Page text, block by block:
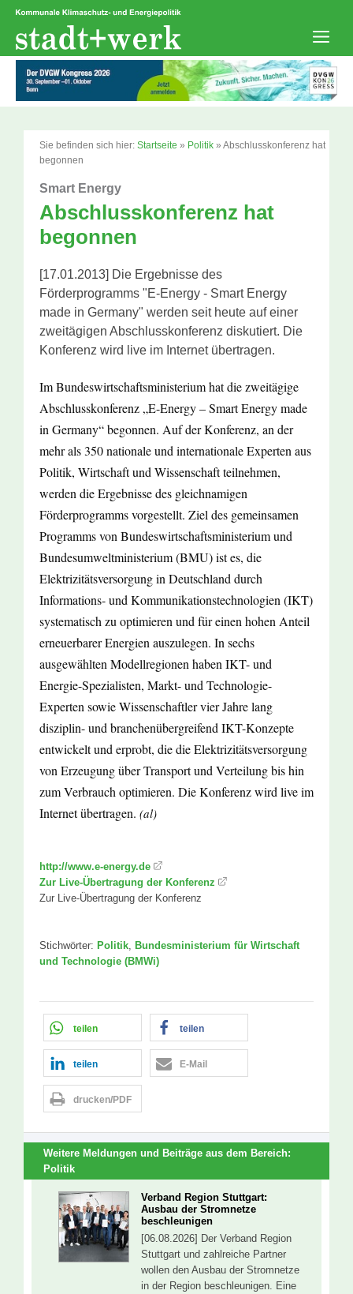
Zum
springen
Sie befinden sich hier: Startseite » Politik » Abschlusskonferenz hat
begonnen
Smart Energy
Abschlusskonferenz hat
begonnen
[17.01.2013] Die Ergebnisse des
Förderprogramms "E-Energy - Smart Energy
made in Germany" werden seit heute auf einer
zweitägigen Abschlusskonferenz diskutiert. Die
Konferenz wird live im Internet übertragen.
Im Bundeswirtschaftsministerium hat die zweitägige
Abschlusskonferenz „E-Energy – Smart Energy made
in Germany“ begonnen. Auf der Konferenz, an der
mehr als 350 nationale und internationale Experten aus
Politik, Wirtschaft und Wissenschaft teilnehmen,
werden die Ergebnisse des gleichnamigen
Förderprogramms vorgestellt. Ziel des gemeinsamen
Programms von Bundeswirtschaftsministerium und
Bundesumweltministerium (BMU) ist es, die
Elektrizitätsversorgung in Deutschland durch
Informations- und Kommunikationstechnologien (IKT)
systematisch zu optimieren und für einen hohen Anteil
erneuerbarer Energien auszulegen. In sechs
ausgewählten Modellregionen haben IKT- und
Energie-Spezialisten, Markt- und Technologie-
Experten sowie Wissenschaftler vier Jahre lang
disziplin- und branchenübergreifend IKT-Konzepte
entwickelt und erprobt, die die Elektrizitätsversorgung
von Erzeugung über Transport und Verteilung bis hin
zum Verbrauch optimieren. Die Konferenz wird live im
Internet übertragen. (al)
http://www.e-energy.de
Zur Live-Übertragung der Konferenz
Zur Live-Übertragung der Konferenz
Stichwörter: Politik, Bundesministerium für Wirtschaft
und Technologie (BMWi)
teilen teilen
teilen E-Mail
drucken/PDF
Weitere Meldungen und Beiträge aus dem Bereich:
Politik
Verband Region Stuttgart:
Ausbau der Stromnetze
beschleunigen
[06.08.2026] Der Verband Region
Stuttgart und zahlreiche Partner
wollen den Ausbau der Stromnetze
in der Region beschleunigen. Eine